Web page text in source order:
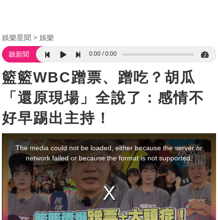
娛樂星聞 娛樂
聽新聞 0:00 0:00
籃籃WBC蹭票、蹭吃？胡瓜
「還原現場」全說了：感情不
好早踢出主持！
modal
window.
The media could not be loaded, either because the server or
network failed or because the format is not supported.